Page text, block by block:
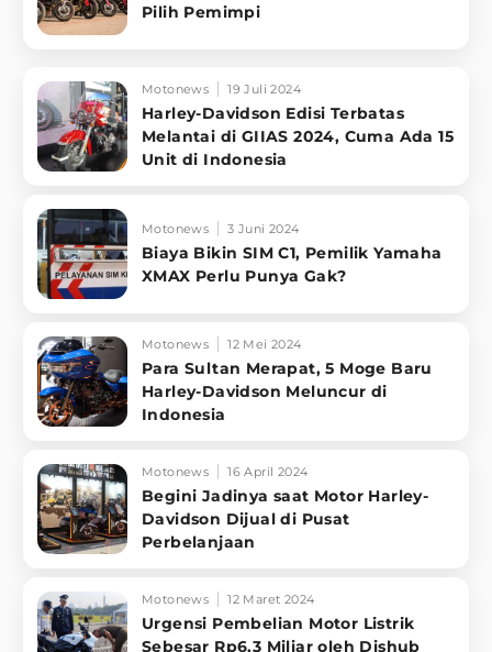
Pilih Pemimpi
Motonews 19 Juli 2024
Harley-Davidson Edisi Terbatas
Melantai di GIIAS 2024, Cuma Ada 15
Unit di Indonesia
Motonews 3 Juni 2024
Biaya Bikin SIM C1, Pemilik Yamaha
XMAX Perlu Punya Gak?
Motonews 12 Mei 2024
Para Sultan Merapat, 5 Moge Baru
Harley-Davidson Meluncur di
Indonesia
Motonews 16 April 2024
Begini Jadinya saat Motor Harley-
Davidson Dijual di Pusat
Perbelanjaan
Motonews 12 Maret 2024
Urgensi Pembelian Motor Listrik
Sebesar Rp6,3 Miliar oleh Dishub